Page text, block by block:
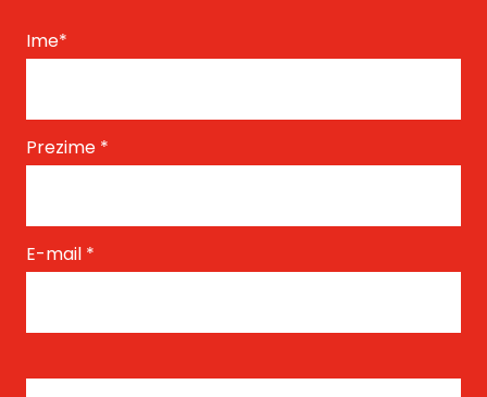
Ime*
Prezime *
E-mail *